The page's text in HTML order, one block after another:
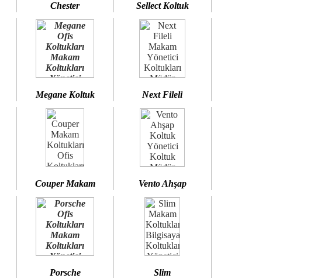
Chester Sellect Koltuk
Megane Koltuk Next Fileli
Couper Makam Vento Ahşap
Porsche Slim